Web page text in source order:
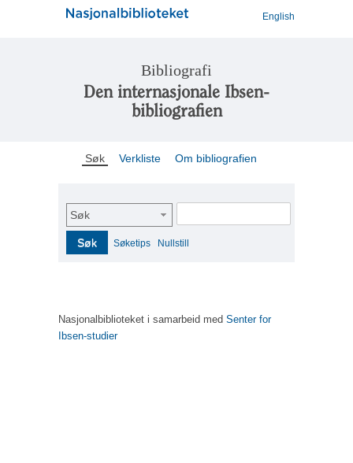
English
Bibliografi
Den internasjonale Ibsen-
bibliografien
Søk Verkliste Om bibliografien
Søk
Søk Søketips Nullstill
Nasjonalbiblioteket i samarbeid med Senter for
Ibsen-studier